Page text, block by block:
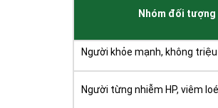
Nhóm đối tượng
Người khỏe mạnh, không
Người từng nhiễm HP, viêm